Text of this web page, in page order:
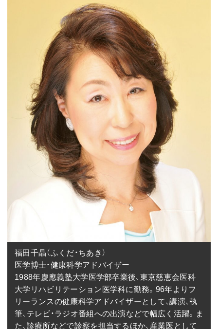
福田千晶（ふくだ・ちあき）
医学博士・健康科学アドバイザー
1988年慶應義塾大学医学部卒業後、東京慈恵会医科
大学リハビリテーション医学科に勤務。96年よりフ
リーランスの健康科学アドバイザーとして、講演、執
筆、テレビ・ラジオ番組への出演などで幅広く活躍。ま
た、診療所などで診察を担当するほか、産業医として